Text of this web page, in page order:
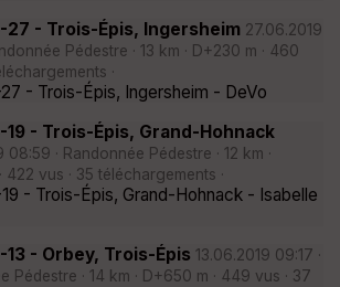
27 - Trois-Épis, Ingersheim 27.06.2019
Pédestre · 13 km · D+230 m · 460
·
- Trois-Épis, Ingersheim - DeVo
19 - Trois-Épis, Grand-Hohnack
08:59 · Randonnée Pédestre · 12 km ·
422 vus · 35 téléchargements ·
- Trois-Épis, Grand-Hohnack - Isabelle
13 - Orbey, Trois-Épis 13.06.2019 09:17 ·
Pédestre · 14 km · D+650 m · 449 vus · 37